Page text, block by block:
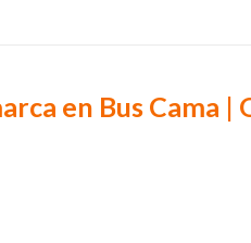
en Bus Cama |